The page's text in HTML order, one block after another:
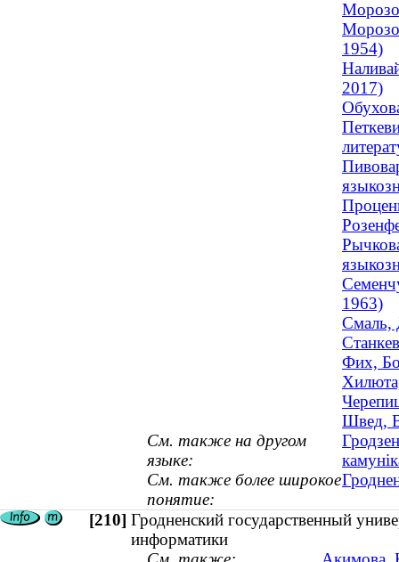
1954)
2017)
1963)
Смаль,
Фих,
Швед,
См. также на другом
языке:
См. также более широкое
понятие:
[210] Гродненский государственный
информатики